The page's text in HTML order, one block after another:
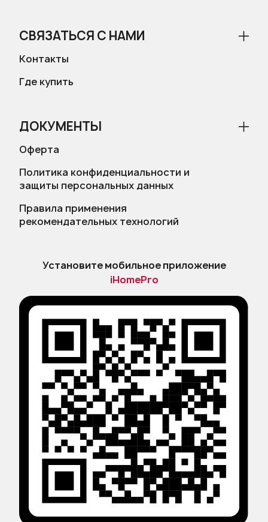
СВЯЗАТЬСЯ С НАМИ
Контакты
Где купить
ДОКУМЕНТЫ
Оферта
Политика конфиденциальности и
защиты персональных данных
Правила применения
рекомендательных технологий
Установите мобильное приложение
iHomePro